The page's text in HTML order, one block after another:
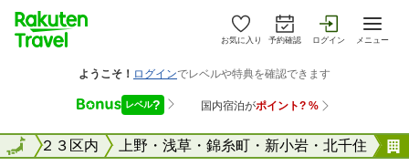
お気に入り 予約確認 ログイン メニュー
東京２３区内 上野・浅草・錦糸町・新小岩・北千住
全国